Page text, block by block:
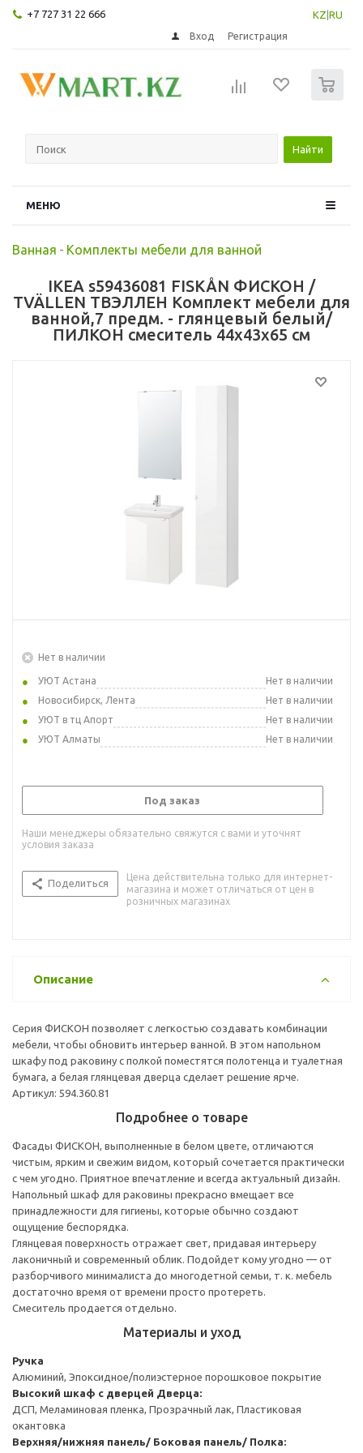
+7 727 31 22 666 KZ RU
Вход Регистрация
Найти
МЕНЮ
Ванная - Комплекты мебели для ванной
IKEA s59436081 FISKÅN ФИСКОН /
TVÄLLEN ТВЭЛЛЕН Комплект мебели для
ванной,7 предм. - глянцевый белый/
ПИЛКОН смеситель 44x43x65 см
Нет в наличии
УЮТ Астана
Нет в наличии
Новосибирск, Лента
Нет в наличии
УЮТ в тц Апорт
Нет в наличии
УЮТ Алматы
Нет в наличии
Под заказ
Наши менеджеры обязательно свяжутся с вами и уточнят
условия заказа
Поделиться
Цена действительна только для интернет-
магазина и может отличаться от цен в
розничных магазинах
Описание
Серия ФИСКОН позволяет с легкостью создавать комбинации
мебели, чтобы обновить интерьер ванной. В этом напольном
шкафу под раковину с полкой поместятся полотенца и туалетная
бумага, а белая глянцевая дверца сделает решение ярче.
Артикул: 594.360.81
Подробнее о товаре
Фасады ФИСКОН, выполненные в белом цвете, отличаются
чистым, ярким и свежим видом, который сочетается практически
с чем угодно. Приятное впечатление и всегда актуальный дизайн.
Напольный шкаф для раковины прекрасно вмещает все
принадлежности для гигиены, которые обычно создают
ощущение беспорядка.
Глянцевая поверхность отражает свет, придавая интерьеру
лаконичный и современный облик. Подойдет кому угодно — от
разборчивого минималиста до многодетной семьи, т. к. мебель
достаточно время от времени просто протереть.
Смеситель продается отдельно.
Материалы и уход
Ручка
Алюминий, Эпоксидное/полиэстерное порошковое покрытие
Высокий шкаф с дверцей Дверца:
ДСП, Меламиновая пленка, Прозрачный лак, Пластиковая
окантовка
Верхняя/нижняя панель/ Боковая панель/ Полка: